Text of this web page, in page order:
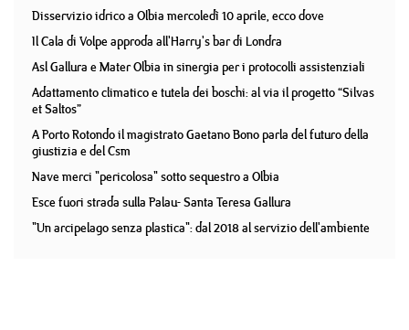
Disservizio idrico a Olbia mercoledì 10 aprile, ecco dove
Il Cala di Volpe approda all'Harry's bar di Londra
Asl Gallura e Mater Olbia in sinergia per i protocolli assistenziali
Adattamento climatico e tutela dei boschi: al via il progetto “Silvas
et Saltos”
A Porto Rotondo il magistrato Gaetano Bono parla del futuro della
giustizia e del Csm
Nave merci "pericolosa" sotto sequestro a Olbia
Esce fuori strada sulla Palau- Santa Teresa Gallura
"Un arcipelago senza plastica": dal 2018 al servizio dell'ambiente